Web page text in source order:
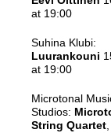
at 19:00
Suhina Klubi:
Luurankouni
at 19:00
Microtonal
Studios:
String Quartet